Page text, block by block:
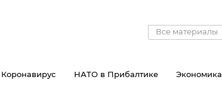
Все материалы
Коронавирус НАТО в Прибалтике Экономика